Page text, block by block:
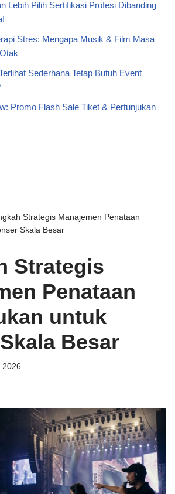
Lebih Pilih Sertifikasi Profesi Dibanding
Stres: Mengapa Musik & Film Masa
Sederhana Tetap Butuh Event
Promo Flash Sale Tiket & Pertunjukan
Strategis Manajemen Penataan
Skala Besar
Strategis
Penataan
untuk
Besar
2026